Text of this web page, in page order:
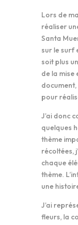
Lors de
réaliser
Santa
sur le surf
soit plus
de la mise
document,
pour
J’ai donc
quelques
thème
récoltées,
chaque
thème.
une
J’ai
fleurs, la